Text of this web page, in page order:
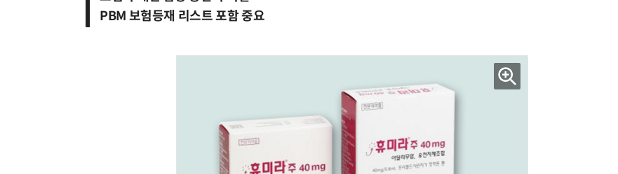
PBM 보험등재 리스트 포함 중요
응...KAIST, '카멜레온 AI 반도체' 개